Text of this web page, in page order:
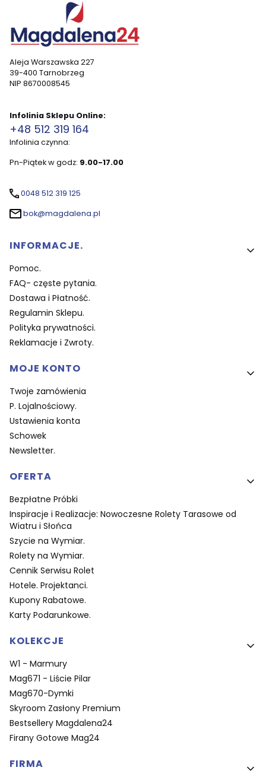
Aleja Warszawska 227
39-400 Tarnobrzeg
NIP 8670008545
Infolinia Sklepu Online:
+48 512 319 164
Infolinia czynna:
Pn-Piątek w godz: 9.00-17.00
0048 512 319 125
bok@magdalena.pl
Linki w stopce
INFORMACJE.
Pomoc.
FAQ- częste pytania.
Dostawa i Płatność.
Regulamin Sklepu.
Polityka prywatności.
Reklamacje i Zwroty.
MOJE KONTO
Twoje zamówienia
P. Lojalnościowy.
Ustawienia konta
Schowek
Newsletter.
OFERTA
Bezpłatne Próbki
Inspiracje i Realizacje: Nowoczesne Rolety Tarasowe od
Wiatru i Słońca
Szycie na Wymiar.
Rolety na Wymiar.
Cennik Serwisu Rolet
Hotele. Projektanci.
Kupony Rabatowe.
Karty Podarunkowe.
KOLEKCJE
W1 - Marmury
Mag671 - Liście Pilar
Mag670-Dymki
Skyroom Zasłony Premium
Bestsellery Magdalena24
Firany Gotowe Mag24
FIRMA